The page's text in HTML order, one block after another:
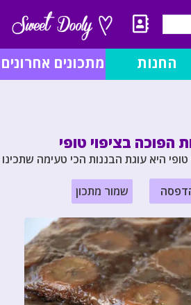
החנות מתכונים אחרונים
הפוכה בציפוי טופי
היא עוגת הבננות הכי טעימה שתכינו
שמור מתכון